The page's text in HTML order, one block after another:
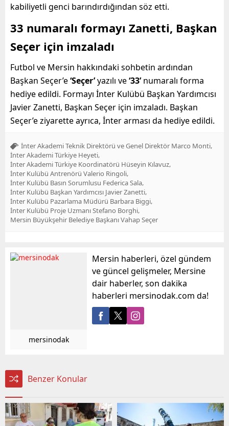
kabiliyetli genci barındırdığından söz etti.
33 numaralı formayı Zanetti, Başkan
Seçer için imzaladı
Futbol ve Mersin hakkındaki sohbetin ardından
Başkan Seçer’e‘Seçer’yazılı ve‘33’numaralı forma
hediye edildi. Formayı İnter Kulübü Başkan Yardımcısı
Javier Zanetti, Başkan Seçer için imzaladı. Başkan
Seçer’e ziyarette ayrıca, İnter arması da hediye edildi.
İnter Akademi Teknik Direktörü ve Genel Direktör Marco Monti
İnter Akademi Türkiye Heyeti
İnter Akademi Türkiye Koordinatörü Hüseyin Kılavuz
İnter Kulübü Antrenörü Valerio Ringoli
İnter Kulübü Basın Sorumlusu Federica Sala
İnter Kulübü Başkan Yardımcısı Javier Zanetti
İnter Kulübü Pazarlama Müdürü Barbara Biggi
İnter Kulübü Proje Uzmanı Stefano Borghi
Mersin Büyükşehir Belediye Başkanı Vahap Seçer
mersinodak
Mersin haberleri, özel gündem
ve güncel gelişmeler, Mersine
dair haberler, son dakika
haberleri mersinodak.com da!
Benzer Konular